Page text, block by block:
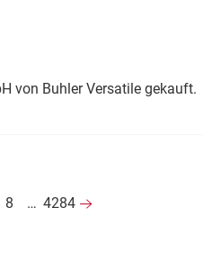
von Buhler Versatile gekauft.
8 … 4284